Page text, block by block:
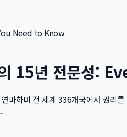
Need to Know
의 15년 전문
하며 전 세계 336개국에서 권리